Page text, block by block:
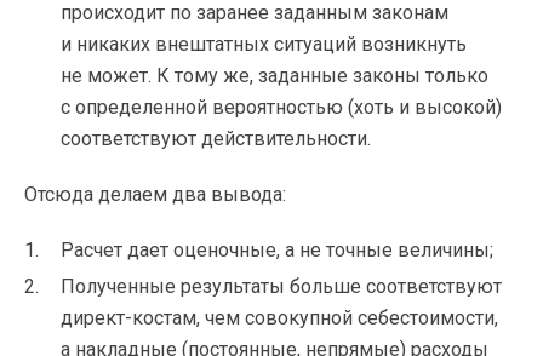
происходит по заранее заданным законам
и никаких внештатных ситуаций возникнуть
не может. К тому же, заданные законы только
с определенной вероятностью (хоть и высокой)
соответствуют действительности.
Отсюда делаем два вывода:
Расчет дает оценочные, а не точные величины;
Полученные результаты больше соответствуют
директ-костам, чем совокупной себестоимости,
а накладные (постоянные, непрямые) расходы